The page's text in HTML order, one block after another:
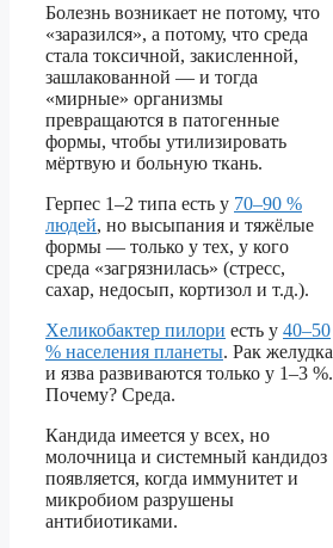
Болезнь возникает не потому, что
«заразился», а потому, что среда
стала токсичной, закисленной,
зашлакованной — и тогда
«мирные» организмы
превращаются в патогенные
формы, чтобы утилизировать
мёртвую и больную ткань.
Герпес 1–2 типа есть у 70–90 %
людей, но высыпания и тяжёлые
формы — только у тех, у кого
среда «загрязнилась» (стресс,
сахар, недосып, кортизол и т.д.).
Хеликобактер пилори есть у 40–50
% населения планеты. Рак желудка
и язва развиваются только у 1–3 %.
Почему? Среда.
Кандида имеется у всех, но
молочница и системный кандидоз
появляется, когда иммунитет и
микробиом разрушены
антибиотиками.